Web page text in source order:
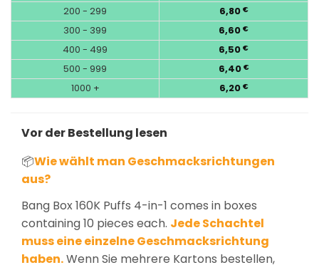
200 - 299 6,80 €
300 - 399 6,60 €
400 - 499 6,50 €
500 - 999 6,40 €
1000 + 6,20 €
Vor der Bestellung lesen
📦Wie wählt man Geschmacksrichtungen
aus?
Bang Box 160K Puffs 4-in-1 comes in boxes
containing 10 pieces each. Jede Schachtel
muss eine einzelne Geschmacksrichtung
haben.Wenn Sie mehrere Kartons bestellen,